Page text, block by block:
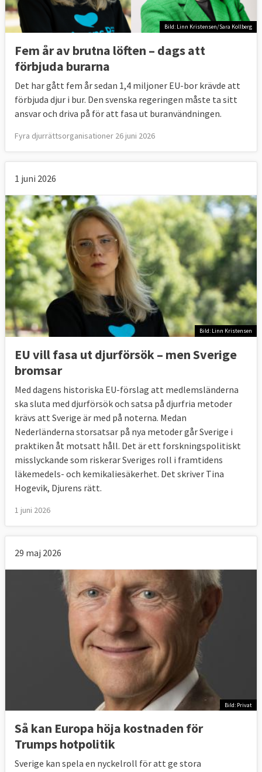
Bild: Linn Kristensen/Sara Kollberg
Fem år av brutna löften – dags att
förbjuda burarna
Det har gått fem år sedan 1,4 miljoner EU-bor krävde att
förbjuda djur i bur. Den svenska regeringen måste ta sitt
ansvar och driva på för att fasa ut buranvändningen.
Fyra djurrättsorganisationer 26 juni 2026
1 juni 2026
Bild: Linn Kristensen
EU vill fasa ut djurförsök – men Sverige
bromsar
Med dagens historiska EU-förslag att medlemsländerna
ska sluta med djurförsök och satsa på djurfria metoder
krävs att Sverige är med på noterna. Medan
Nederländerna storsatsar på nya metoder går Sverige i
praktiken åt motsatt håll. Det är ett forskningspolitiskt
misslyckande som riskerar Sveriges roll i framtidens
läkemedels- och kemikaliesäkerhet. Det skriver Tina
Hogevik, Djurens rätt.
1 juni 2026
29 maj 2026
Bild: Privat
Så kan Europa höja kostnaden för
Trumps hotpolitik
Sverige kan spela en nyckelroll för att ge stora